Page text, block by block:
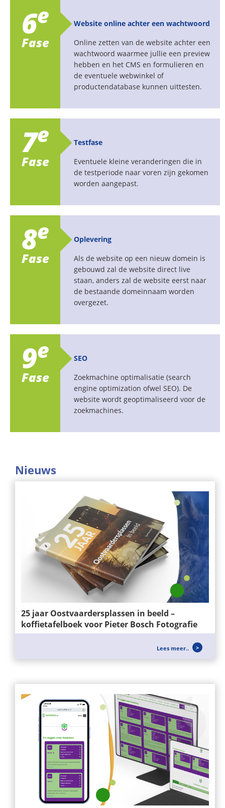
6e
Fase
Website online achter een wachtwoord
Online zetten van de website achter een
wachtwoord waarmee jullie een preview
hebben en het CMS en formulieren en
de eventuele webwinkel of
productendatabase kunnen uittesten.
7e
Fase
Testfase
Eventuele kleine veranderingen die in
de testperiode naar voren zijn gekomen
worden aangepast.
8e
Fase
Oplevering
Als de website op een nieuw domein is
gebouwd zal de website direct live
staan, anders zal de website eerst naar
de bestaande domeinnaam worden
overgezet.
9e
Fase
SEO
Zoekmachine optimalisatie (search
engine optimization ofwel SEO). De
website wordt geoptimaliseerd voor de
zoekmachines.
Nieuws
25 jaar Oostvaardersplassen in beeld –
koffietafelboek voor Pieter Bosch Fotografie
ontwerp en de realisatie verzorgen van het...
Lees meer..